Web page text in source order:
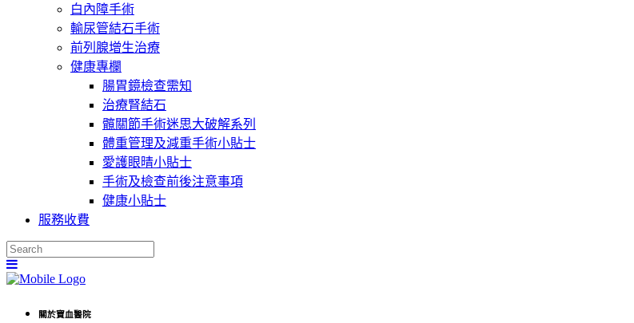
白內障手術
輸尿管結石手術
前列腺增生治療
健康專欄
腸胃鏡檢查需知
治療腎結石
髖關節手術迷思大破解系列
體重管理及減重手術小貼士
愛護眼晴小貼士
手術及檢查前後注意事項
健康小貼士
服務收費
關於寶血醫院